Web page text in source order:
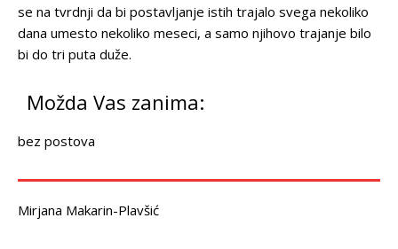
se na tvrdnji da bi postavljanje istih trajalo svega nekoliko
dana umesto nekoliko meseci, a samo njihovo trajanje bilo
bi do tri puta duže.
Možda Vas zanima:
bez postova
Mirjana Makarin-Plavšić